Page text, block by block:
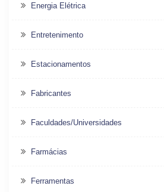
Energia Elétrica
Entretenimento
Estacionamentos
Fabricantes
Faculdades/Universidades
Farmácias
Ferramentas